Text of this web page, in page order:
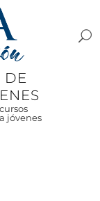
DE
jóvenes